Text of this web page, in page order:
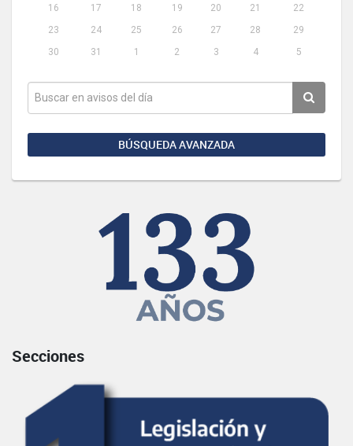
16
17 18 19 20 21
22
23
24 25 26 27 28
29
30
31 1 2 3 4 5
BÚSQUEDA AVANZADA
Secciones